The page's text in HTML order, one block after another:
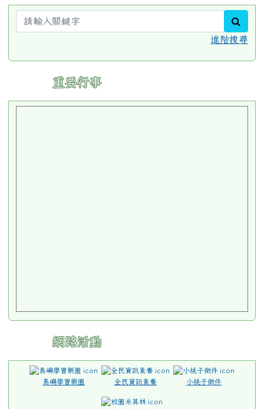
進階搜尋
重要行事
網路活動
島嶼學習樂園 全民資訊素養 小桃子徵件